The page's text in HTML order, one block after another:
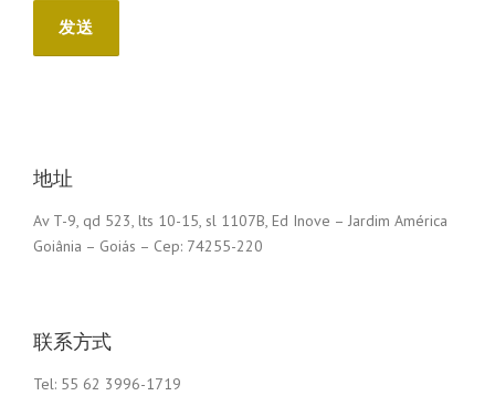
地址
Av T-9, qd 523, lts 10-15, sl 1107B, Ed Inove – Jardim América
Goiânia – Goiás – Cep: 74255-220
联系方式
Tel: 55 62 3996-1719